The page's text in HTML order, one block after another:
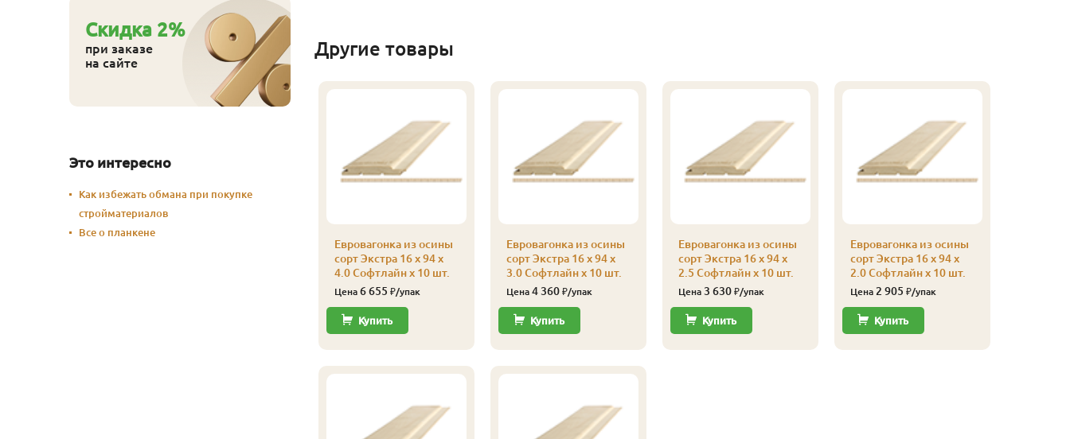
Другие товары
Евровагонка из осины
сорт Экстра 16 x 94 x
4.0 Софтлайн x 10 шт.
Цена 6 655 ₽/упак
Купить
Евровагонка из осины
сорт Экстра 16 x 94 x
3.0 Софтлайн x 10 шт.
Цена 4 360₽/упак
Купить
Евровагонка из осины
сорт Экстра 16 x 94 x
2.5 Софтлайн x 10 шт.
Цена 3 630₽/упак
Купить
Евровагонка из осины
сорт Экстра 16 x 94 x
2.0 Софтлайн x 10 шт.
Цена 2 905 ₽/упак
Купить
Cкидка 2%
при заказе
на сайте
Это интересно
Как избежать обмана при покупке
стройматериалов
Все о планкене